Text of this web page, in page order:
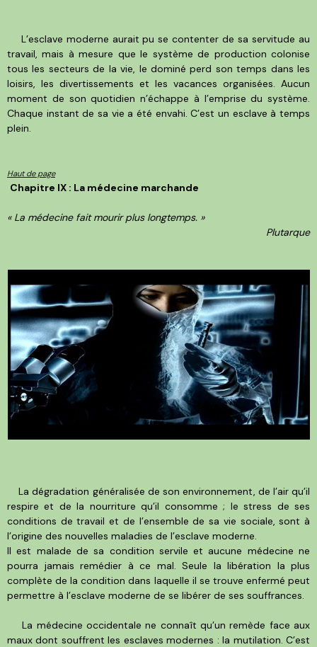
L’esclave moderne aurait pu se contenter de sa servitude au
travail, mais à mesure que le système de production colonise
tous les secteurs de la vie, le dominé perd son temps dans les
loisirs, les divertissements et les vacances organisées. Aucun
moment de son quotidien n’échappe à l’emprise du système.
Chaque instant de sa vie a été envahi. C’est un esclave à temps
plein.
Haut de page
Chapitre IX : La médecine marchande
« La médecine fait mourir plus longtemps. »
Plutarque
La dégradation généralisée de son environnement, de l’air qu’il
respire et de la nourriture qu’il consomme ; le stress de ses
conditions de travail et de l’ensemble de sa vie sociale, sont à
l’origine des nouvelles maladies de l’esclave moderne.
Il est malade de sa condition servile et aucune médecine ne
pourra jamais remédier à ce mal. Seule la libération la plus
complète de la condition dans laquelle il se trouve enfermé peut
permettre à l’esclave moderne de se libérer de ses souffrances.
La médecine occidentale ne connaît qu’un remède face aux
maux dont souffrent les esclaves modernes : la mutilation. C’est